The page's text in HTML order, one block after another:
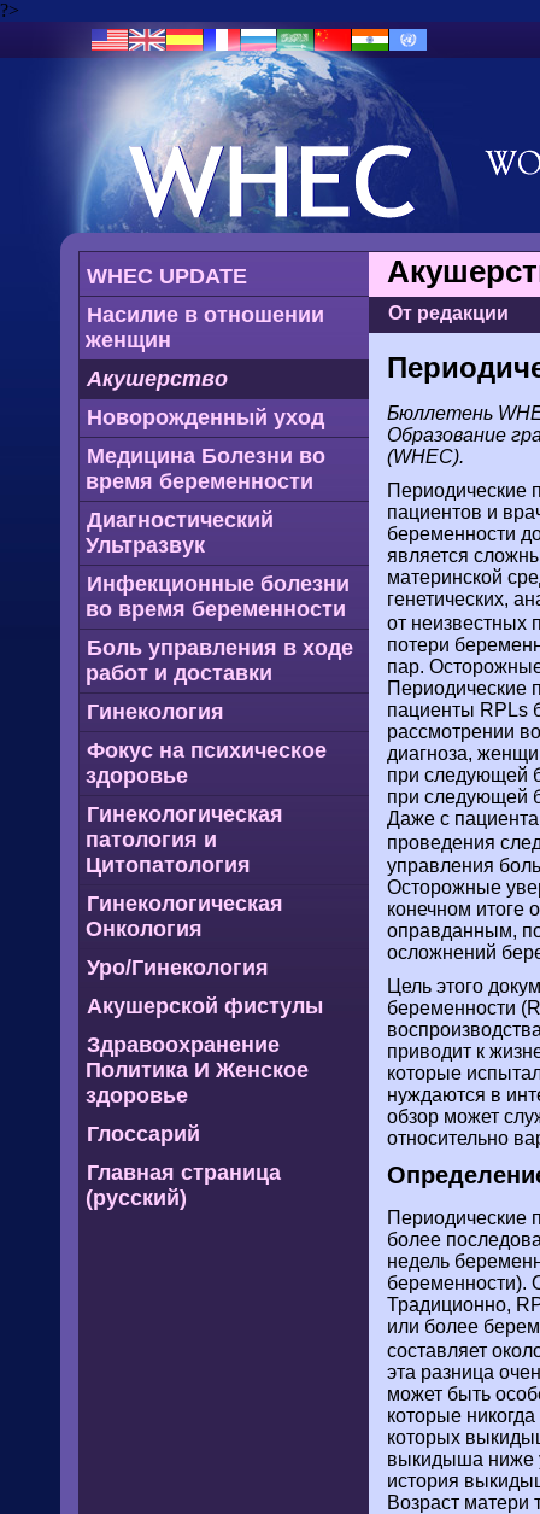
?>
WHEC UPDATE
Насилие в отношении
женщин
Акушерство
Новорожденный уход
Медицина Болезни во
время беременности
Диагностический
Ультразвук
Инфекционные болезни
во время беременности
Боль управления в ходе
работ и доставки
Гинекология
Фокус на психическое
здоровье
Гинекологическая
патология и
Цитопатология
Гинекологическая
Онкология
Уро/Гинекология
Акушерской фистулы
Здравоохранение
Политика И Женское
здоровье
Глоссарий
Главная страница
(русский)
От редакции
Бюллетень
Образование
(WHEC).
Периодические
пациентов и
беременности
является
материнской
генетических,
от неизвестных
потери
пар.
Периодические
пациенты RPLs
рассмотрении
диагноза,
при следующей
при следующей
Даже с
проведения
управления
Осторожные
конечном итоге
оправданным,
осложнений
Цель этого
беременности
приводит к
которые
нуждаются в
обзор может
относительно
Периодические
более
недель
беременности).
Традиционно,
или более
составляет
эта разница
может быть
которые
которых
выкидыша ниже
история
Возраст матери